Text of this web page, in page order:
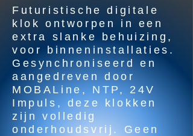
Futuristische digitale
klok ontworpen in een
extra slanke behuizing,
voor binneninstallaties.
Gesynchroniseerd en
aangedreven door
MOBALine, NTP, 24V
Impuls, deze klokken
zijn volledig
onderhoudsvrij. Geen